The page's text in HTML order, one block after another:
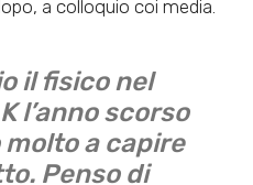
a colloquio coi media.
il fisico nel
l’anno scorso
a capire
Penso di